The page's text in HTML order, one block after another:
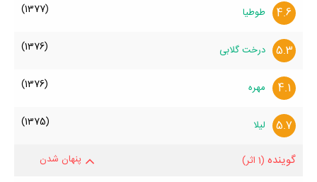
4.6 طوطیا (1377)
5.3 درخت گلابی (1376)
4.1 مهره (1376)
5.7 لیلا (1375)
گوینده (1 اثر) پنهان شدن